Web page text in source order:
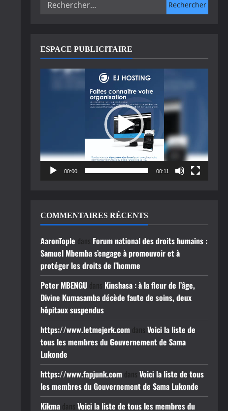
ESPACE PUBLICITAIRE
Lecteur
00:00 00:11
COMMENTAIRES RÉCENTS
AaronTople dans Forum national des droits humains :
Samuel Mbemba s’engage à promouvoir et à
protéger les droits de l’homme
Peter MBENGUdans Kinshasa : à la fleur de l’âge,
Divine Kumasamba décède faute de soins, deux
hôpitaux suspendus
https://www.letmejerk.comdans Voici la liste de
tous les membres du Gouvernement de Sama
Lukonde
https://www.fapjunk.comdans Voici la liste de tous
les membres du Gouvernement de Sama Lukonde
Kikmadans Voici la liste de tous les membres du